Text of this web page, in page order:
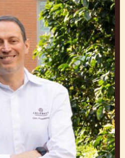
Benelux